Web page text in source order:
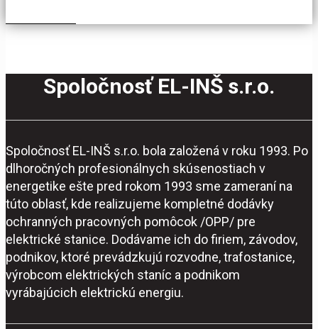
Spoločnosť EL-INŠ s.r.o.
Spoločnosť EL-INŠ s.r.o. bola založená v roku 1993. Po
dlhoročných profesionálnych skúsenostiach v
energetike ešte pred rokom 1993 sme zameraní na
túto oblasť, kde realizujeme kompletné dodávky
ochranných pracovných pomôcok /OPP/ pre
elektrické stanice. Dodávame ich do firiem, závodov,
podnikov, ktoré prevádzkujú rozvodne, trafostanice,
výrobcom elektrických staníc a podnikom
vyrábajúcich elektrickú energiu.